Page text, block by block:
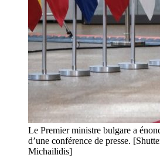
Le Premier ministre bulgare a
d’une conférence de presse.
Michailidis]